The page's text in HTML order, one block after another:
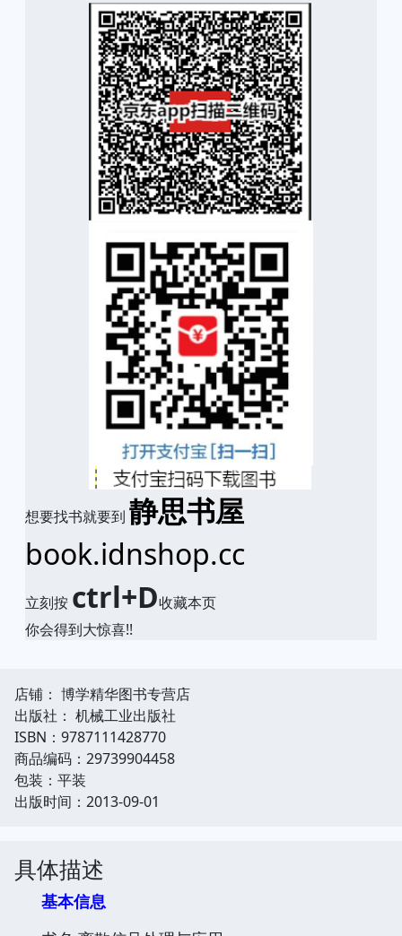
想要找书就要到 静思书屋
book.idnshop.cc
立刻按 ctrl+D收藏本页
你会得到大惊喜!!
店铺： 博学精华图书专营店
出版社： 机械工业出版社
ISBN：9787111428770
商品编码：29739904458
包装：平装
出版时间：2013-09-01
具体描述
基本信息